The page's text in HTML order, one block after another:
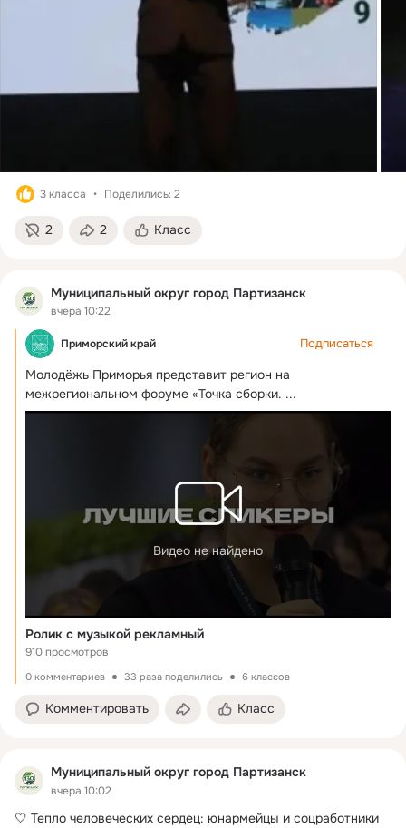
3 класса Поделились: 2
2 2 Класс
Муниципальный округ город Партизанск
вчера 10:22
Приморский край Подписаться
Молодёжь Приморья представит регион на
межрегиональном форуме «Точка сборки. ...
Видео не найдено
Ролик с музыкой рекламный
910 просмотров
0 комментариев 33 раза поделились 6 классов
Комментировать Класс
Муниципальный округ город Партизанск
вчера 10:02
🤍 Тепло человеческих сердец: юнармейцы и соцработники